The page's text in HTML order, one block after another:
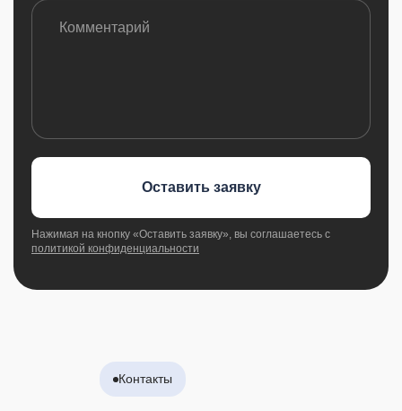
Оставить заявку
Нажимая на кнопку «Оставить заявку», вы соглашаетесь с
политикой конфиденциальности
Контакты